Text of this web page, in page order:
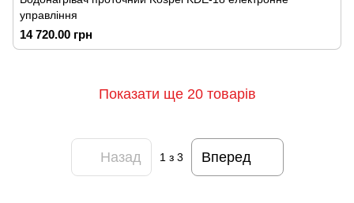
управління
14 720.00 грн
Показати ще 20 товарів
Назад 1 з 3 Вперед